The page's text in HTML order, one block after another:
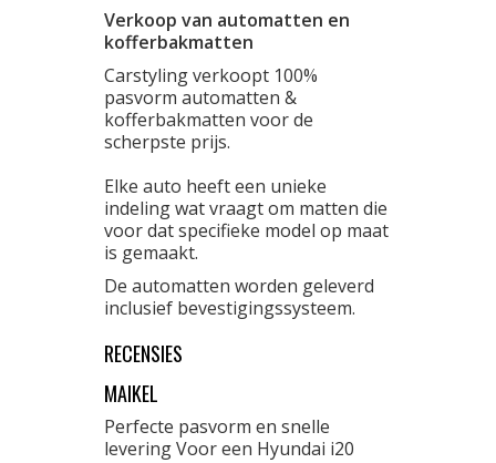
Verkoop van automatten en
kofferbakmatten
Carstyling verkoopt 100%
pasvorm automatten &
kofferbakmatten voor de
scherpste prijs.
Elke auto heeft een unieke
indeling wat vraagt om matten die
voor dat specifieke model op maat
is gemaakt.
De automatten worden geleverd
inclusief bevestigingssysteem.
RECENSIES
MAIKEL
Perfecte pasvorm en snelle
levering Voor een Hyundai i20